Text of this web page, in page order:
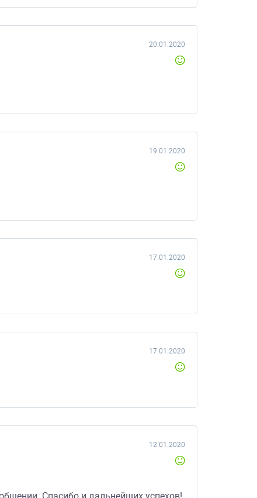
20.01.2020
19.01.2020
17.01.2020
17.01.2020
12.01.2020